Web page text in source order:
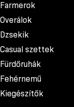
Farmerok
Overálok
Dzsekik
Casual szettek
Fürdőruhák
Fehérnemű
Kiegészítők